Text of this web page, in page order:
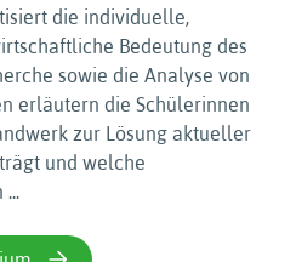
die individuelle,
Bedeutung des
sowie die Analyse von
erläutern die Schülerinnen
zur Lösung aktueller
und welche